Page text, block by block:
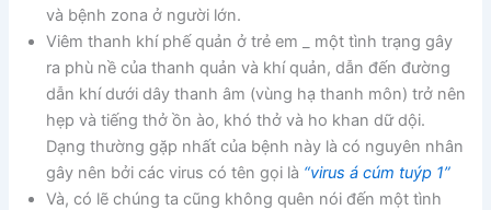
và bệnh zona ở người lớn.
Viêm thanh khí phế quản ở trẻ em _ một tình trạng gây
ra phù nề của thanh quản và khí quản, dẫn đến đường
dẫn khí dưới dây thanh âm (vùng hạ thanh môn) trở nên
hẹp và tiếng thở ồn ào, khó thở và ho khan dữ dội.
Dạng thường gặp nhất của bệnh này là có nguyên nhân
gây nên bởi các virus có tên gọi là “virus á cúm tuýp 1”
Và, có lẽ chúng ta cũng không quên nói đến một tình